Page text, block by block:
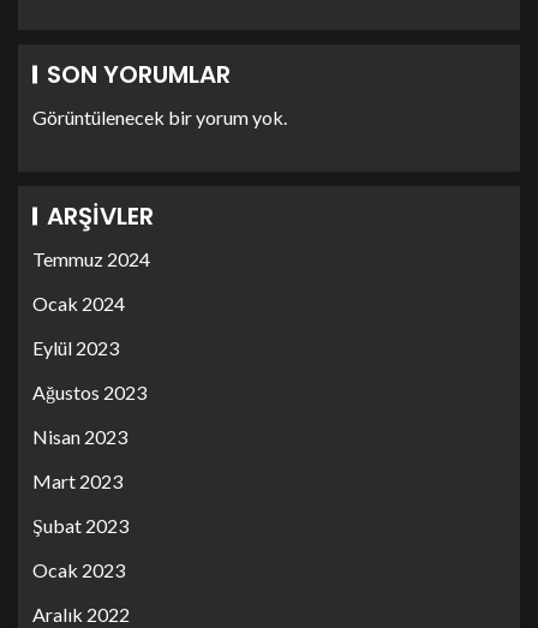
SON YORUMLAR
Görüntülenecek bir yorum yok.
ARŞIVLER
Temmuz 2024
Ocak 2024
Eylül 2023
Ağustos 2023
Nisan 2023
Mart 2023
Şubat 2023
Ocak 2023
Aralık 2022